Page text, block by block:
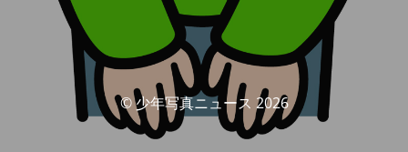
© 少年写真ニュース 2026